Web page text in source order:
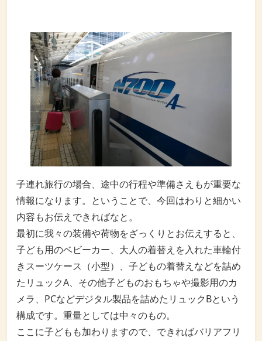
子連れ旅行の場合、途中の行程や準備さえもが重要な
情報になります。ということで、今回はわりと細かい
内容もお伝えできればなと。
最初に我々の装備や荷物をざっくりとお伝えすると、
子ども用のベビーカー、大人の着替えを入れた車輪付
きスーツケース（小型）、子どもの着替えなどを詰め
たリュックA、その他子どものおもちゃや撮影用のカ
メラ、PCなどデジタル製品を詰めたリュックBという
構成です。重量としては中々のもの。
ここに子どもも加わりますので、できればバリアフリ